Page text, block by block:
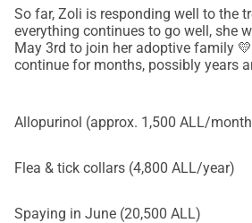
So far, Zoli is responding well to the
everything continues to go well, she
May 3rd to join her adoptive family
continue for months, possibly years
Allopurinol (approx. 1,500 ALL/
Flea & tick collars (4,800 ALL/year)
Spaying in June (20,500 ALL)